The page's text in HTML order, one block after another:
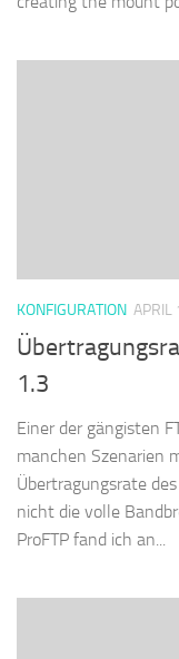
KONFIGURATION APRIL
1.3
Einer der gängisten
manchen Szenarien
Übertragungsrate
nicht die volle
ProFTP fand ich an...